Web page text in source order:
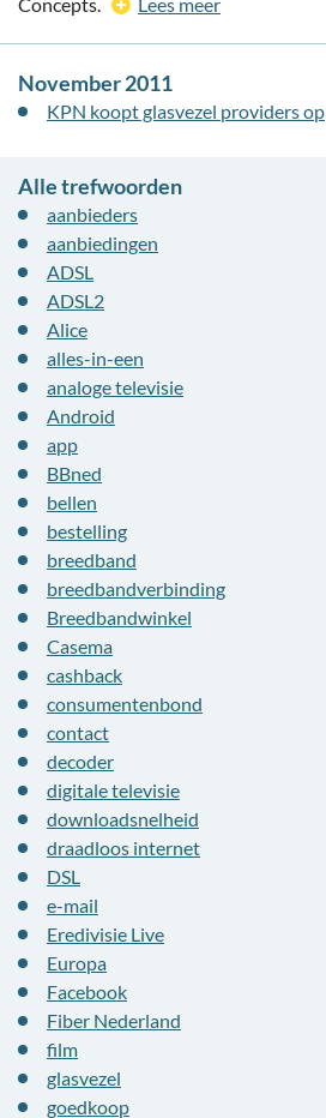
November 2011
KPN koopt glasvezel providers op
Alle trefwoorden
aanbieders
aanbiedingen
ADSL
ADSL2
Alice
alles-in-een
analoge televisie
Android
app
BBned
bellen
bestelling
breedband
breedbandverbinding
Breedbandwinkel
Casema
cashback
consumentenbond
contact
decoder
digitale televisie
downloadsnelheid
draadloos internet
DSL
e-mail
Eredivisie Live
Europa
Facebook
Fiber Nederland
film
glasvezel
goedkoop